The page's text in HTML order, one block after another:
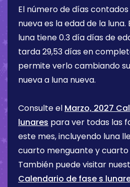
El número de días
nueva es la edad de la luna.
luna tiene0.3 díadías de
tarda 29,53 días en
permite verlo cambiando
nueva a luna nueva.
Consulte el Marzo, 2027
lunares para ver todas las
este mes, incluyendo luna
cuarto menguante y
También puede visitar
Calendario de fase s